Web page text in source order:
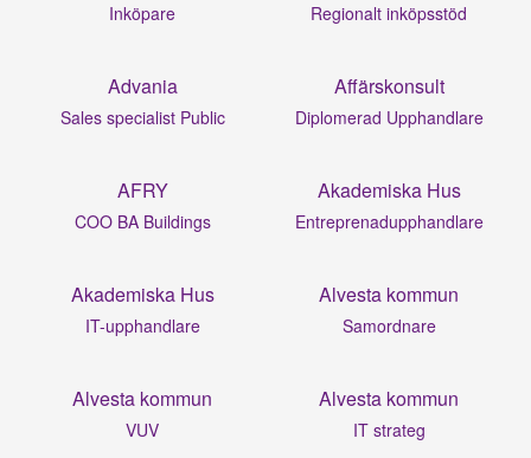
Inköpare Regionalt inköpsstöd
Advania
Sales specialist Public
Affärskonsult
Diplomerad Upphandlare
AFRY
COO BA Buildings
Akademiska Hus
Entreprenadupphandlare
Akademiska Hus
IT-upphandlare
Alvesta kommun
Samordnare
Alvesta kommun
VUV
Alvesta kommun
IT strateg